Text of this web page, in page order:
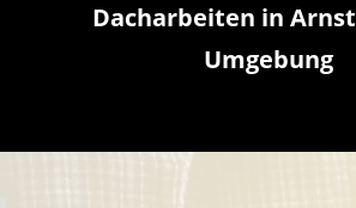
Dacharbeiten in
Umgebung